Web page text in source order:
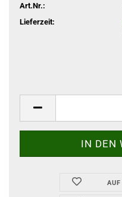
Art.Nr.:
Lieferzeit: